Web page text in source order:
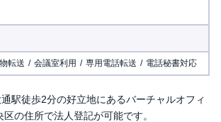
転送 会議室利用 専用電話転送 電話秘書対応
駅徒歩2分の好立地にあるバーチャルオフィ
の住所で法人登記が可能です。